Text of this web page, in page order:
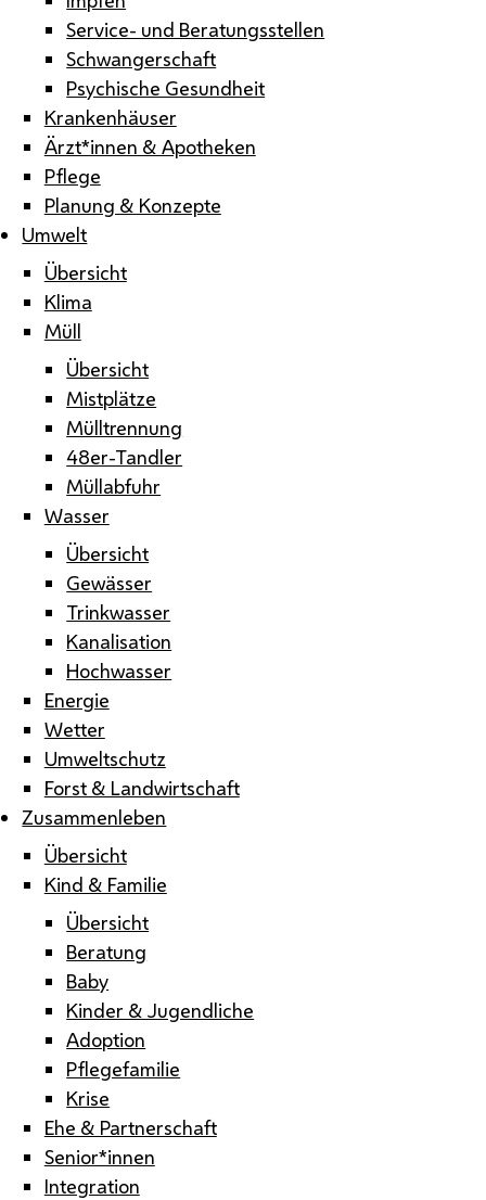
Service- und Beratungsstellen
Schwangerschaft
Psychische Gesundheit
Krankenhäuser
Ärzt*innen & Apotheken
Pflege
Planung & Konzepte
Umwelt
Übersicht
Klima
Müll
Übersicht
Mistplätze
Mülltrennung
48er-Tandler
Müllabfuhr
Wasser
Übersicht
Gewässer
Trinkwasser
Kanalisation
Hochwasser
Energie
Wetter
Umweltschutz
Forst & Landwirtschaft
Zusammenleben
Übersicht
Kind & Familie
Übersicht
Beratung
Baby
Kinder & Jugendliche
Adoption
Pflegefamilie
Krise
Ehe & Partnerschaft
Senior*innen
Integration